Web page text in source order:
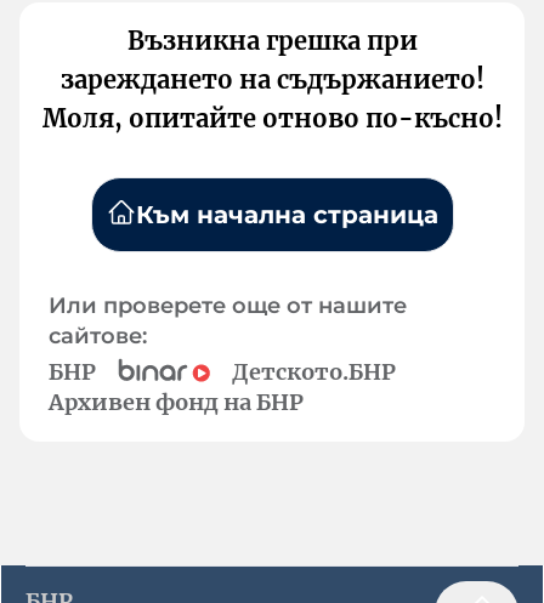
Възникна грешка при
зареждането на съдържанието!
Моля, опитайте отново по-късно!
Към начална страница
Или проверете още от нашите
сайтове:
БНР
Детското.БНР
Архивен фонд на БНР